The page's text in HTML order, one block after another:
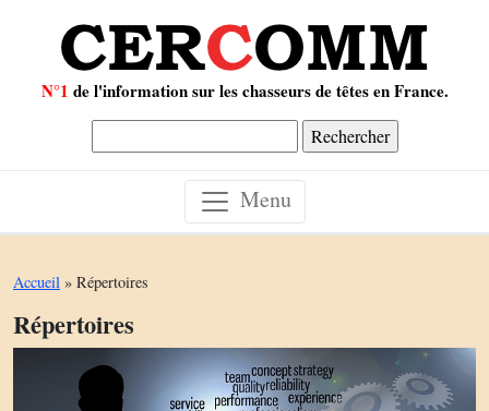
N°1 de l'information sur les chasseurs de têtes en France.
Menu
Accueil » Répertoires
Répertoires